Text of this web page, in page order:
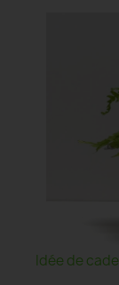
Idée de